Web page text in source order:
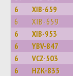
6 XIB-659
6 XIB-659
6 XIB-953
6 YBV-847
6 VCZ-503
6 HZK-835